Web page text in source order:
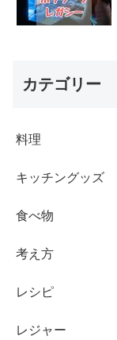
カテゴリー
料理
キッチングッズ
食べ物
考え方
レシピ
レジャー